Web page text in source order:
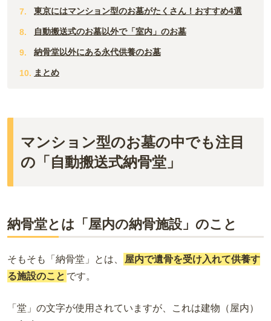
東京にはマンション型のお墓がたくさん！おすすめ4選
自動搬送式のお墓以外で「室内」のお墓
納骨堂以外にある永代供養のお墓
まとめ
マンション型のお墓の中でも注目
の「自動搬送式納骨堂」
納骨堂とは「屋内の納骨施設」のこと
そもそも「納骨堂」とは、
屋内で遺骨を受け入れて供養す
る施設のこと です。
「堂」の文字が使用されていますが、これは建物（屋内）